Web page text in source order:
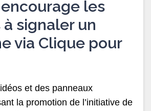
les
signaler un
via Clique pour
et des panneaux
la promotion de l’initiative de